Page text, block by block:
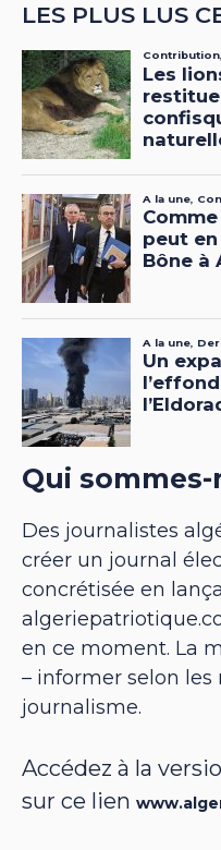
LES PLUS LUS
Qui sommes-
Des journalistes
créer un journal
concrétisée en
en ce moment. La
– informer selon
journalisme.
Accédez à la
sur ce lien